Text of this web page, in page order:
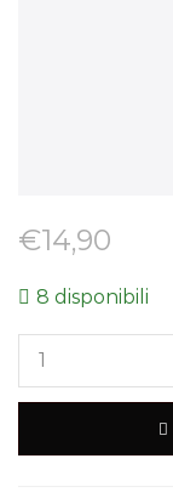
€14,90
8 disponibili